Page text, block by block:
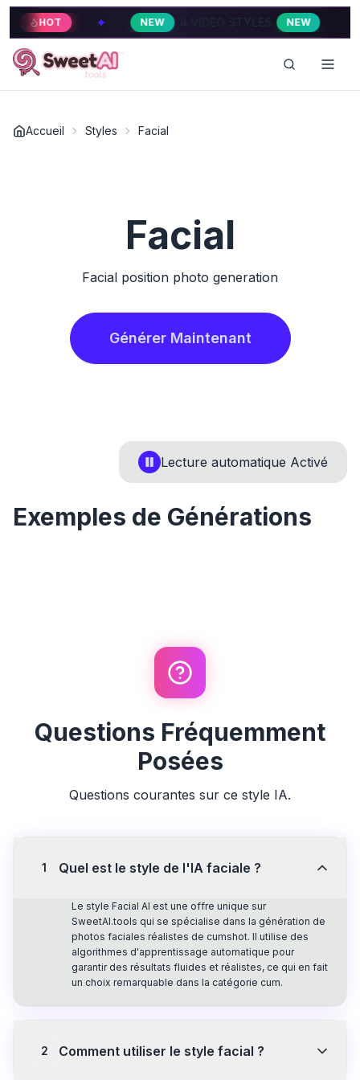
HOT ✦ NEW 4 VIDEO STYLES NEW ✦
Accueil Styles Facial
Facial
Facial position photo generation
Générer Maintenant
Lecture automatique Activé
Exemples de Générations
Questions Fréquemment
Posées
Questions courantes sur ce style IA.
1 Quel est le style de l'IA faciale ?
Le style Facial AI est une offre unique sur
SweetAI.tools qui se spécialise dans la génération de
photos faciales réalistes de cumshot. Il utilise des
algorithmes d'apprentissage automatique pour
garantir des résultats fluides et réalistes, ce qui en fait
un choix remarquable dans la catégorie cum.
2 Comment utiliser le style facial ?